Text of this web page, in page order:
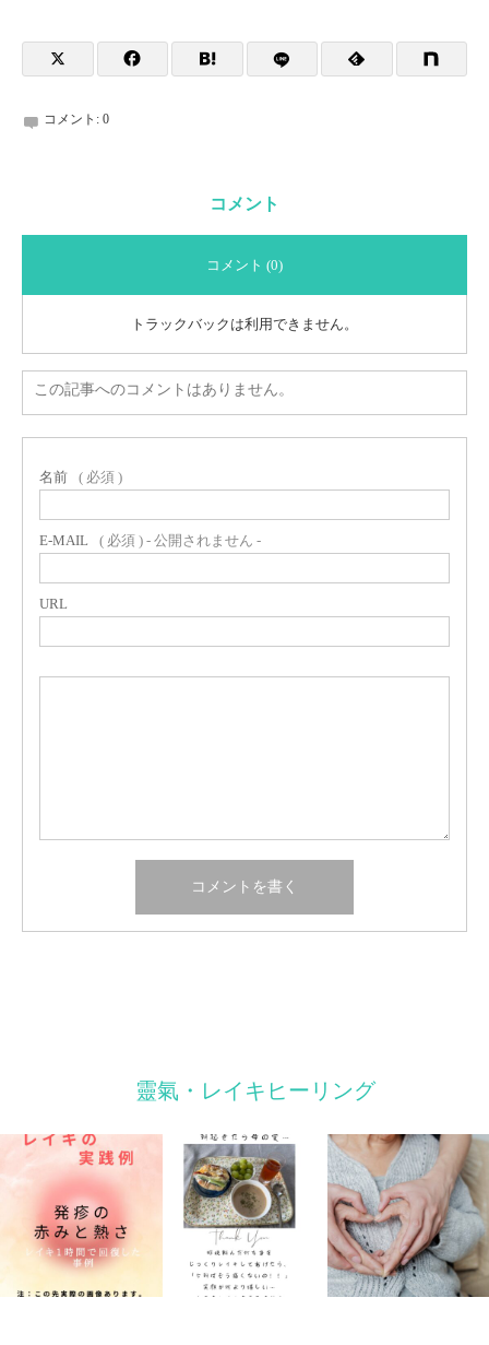
コメント: 0
コメント
コメント (0)
トラックバックは利用できません。
この記事へのコメントはありません。
名前 ( 必須 )
E-MAIL ( 必須 ) - 公開されません -
URL
靈氣・レイキヒーリング